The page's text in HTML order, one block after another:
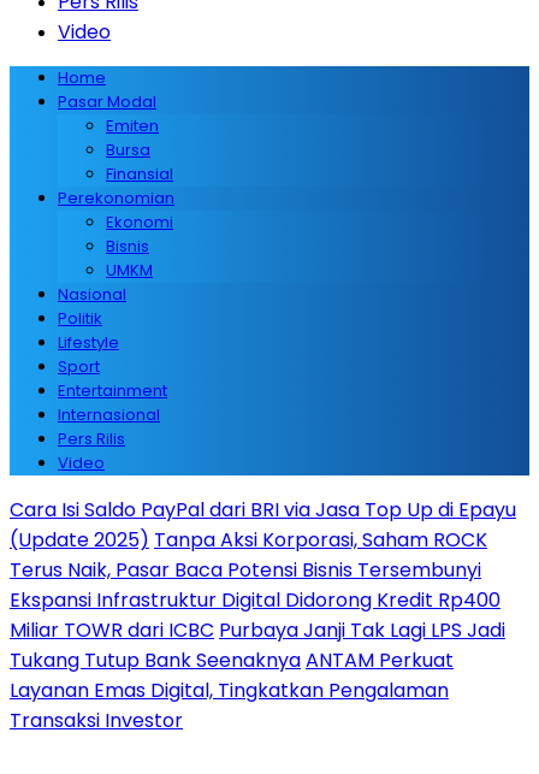
Video
Home
Pasar Modal
Emiten
Bursa
Finansial
Perekonomian
Ekonomi
Bisnis
UMKM
Nasional
Politik
Lifestyle
Sport
Entertainment
Internasional
Pers Rilis
Video
Cara Isi Saldo PayPal dari BRI via Jasa Top Up di Epayu
(Update 2025) Tanpa Aksi Korporasi, Saham ROCK
Terus Naik, Pasar Baca Potensi Bisnis Tersembunyi
Ekspansi Infrastruktur Digital Didorong Kredit Rp400
Miliar TOWR dari ICBC Purbaya Janji Tak Lagi LPS Jadi
Tukang Tutup Bank SeenaknyaANTAM Perkuat
Layanan Emas Digital, Tingkatkan Pengalaman
Transaksi Investor